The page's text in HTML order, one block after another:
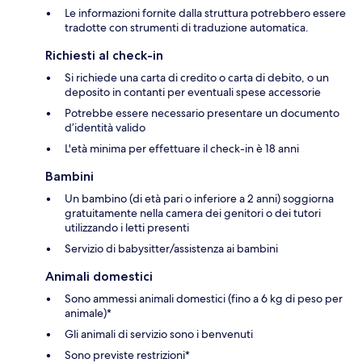
Le informazioni fornite dalla struttura potrebbero essere
tradotte con strumenti di traduzione automatica.
Richiesti al check-in
Si richiede una carta di credito o carta di debito, o un
deposito in contanti per eventuali spese accessorie
Potrebbe essere necessario presentare un documento
d’identità valido
L'età minima per effettuare il check-in è 18 anni
Bambini
Un bambino (di età pari o inferiore a 2 anni) soggiorna
gratuitamente nella camera dei genitori o dei tutori
utilizzando i letti presenti
Servizio di babysitter/assistenza ai bambini
Animali domestici
Sono ammessi animali domestici (fino a 6 kg di peso per
animale)*
Gli animali di servizio sono i benvenuti
Sono previste restrizioni*